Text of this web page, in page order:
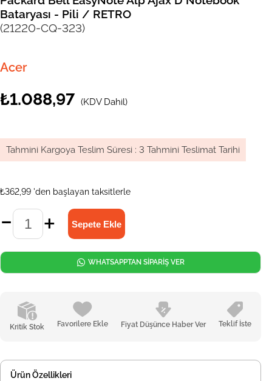
Bataryası - Pili / RETRO
(21220-CQ-323)
Acer
₺1.088,97 (KDV Dahil)
Tahmini Kargoya Teslim Süresi : 3 Tahmini Teslimat Tarihi
₺362,99 'den başlayan taksitlerle
Kritik Stok Favorilere Ekle Fiyat Düşünce Haber Ver Teklif İste
WHATSAPPTAN SİPARİŞ VER
Ürün Özellikleri